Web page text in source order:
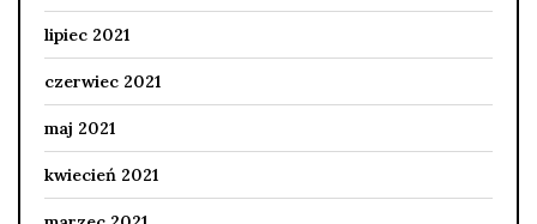
lipiec 2021
czerwiec 2021
maj 2021
kwiecień 2021